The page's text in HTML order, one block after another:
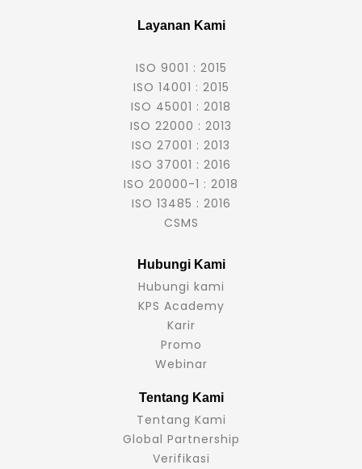
Layanan Kami
ISO 9001 : 2015
ISO 14001 : 2015
ISO 45001 : 2018
ISO 22000 : 2013
ISO 27001 : 2013
ISO 37001 : 2016
ISO 20000-1 : 2018
ISO 13485 : 2016
CSMS
Hubungi Kami
Hubungi kami
KPS Academy
Karir
Promo
Webinar
Tentang Kami
Tentang Kami
Global Partnership
Verifikasi